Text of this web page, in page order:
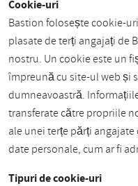
Cookie-uri
Bastion folosește cookie-
plasate de terți angajați de
nostru. Un cookie este un
împreună cu site-ul web și
dumneavoastră.
transferate către propriile
ale unei terțe părți
date personale, cum ar fi
Tipuri de cookie-uri